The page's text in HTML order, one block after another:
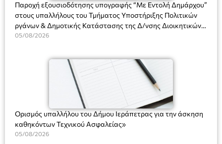
Παροχή εξουσιοδότησης υπογραφής “Με Εντολή Δημάρχου”
στους υπαλλήλους του Τμήματος Υποστήριξης Πολιτικών
ργάνων & Δημοτικής Κατάστασης της Δ/νσης Διοικητικών
Υπηρεσιών για αποφάσεις, πιστοποιητικά, πράξεις και
(Ν. 5314/2026).»
05/08/2026
Ορισμός υπαλλήλου του Δήμου Ιεράπετρας για την άσκηση
καθηκόντων Τεχνικού Ασφαλείας»
05/08/2026